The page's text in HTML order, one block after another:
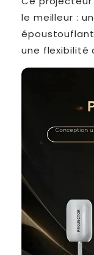
le meilleur :
une flexibilité